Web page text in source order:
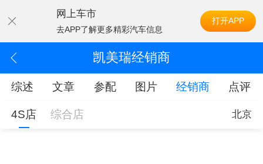
网上车市
去APP了解更多精彩汽车信息
打开APP
凯美瑞经销商
综述 文章 参配 图片 经销商 点评
4S店 综合店 北京